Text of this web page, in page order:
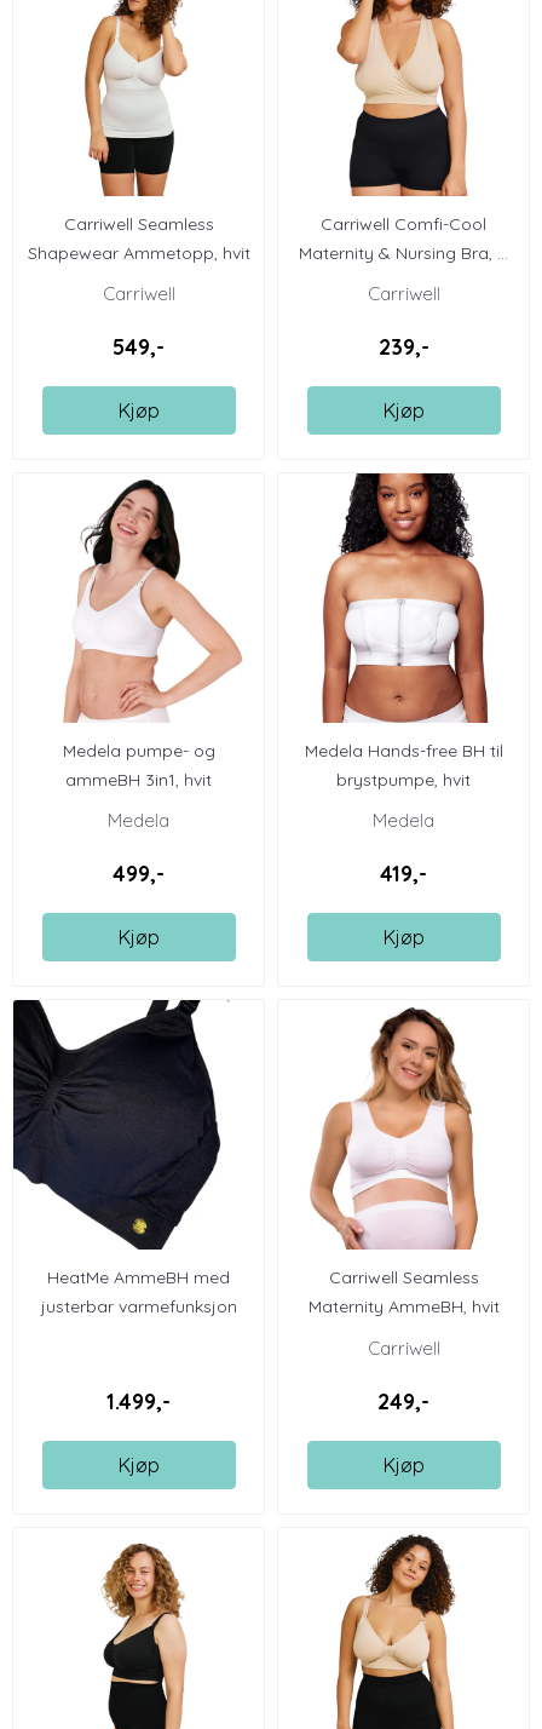
Carriwell Seamless
Shapewear Ammetopp, hvit
Carriwell
549,-
Kjøp
Carriwell Comfi-Cool
Maternity & Nursing Bra, ...
Carriwell
239,-
Kjøp
Medela pumpe- og
ammeBH 3in1, hvit
Medela
499,-
Kjøp
Medela Hands-free BH til
brystpumpe, hvit
Medela
419,-
Kjøp
HeatMe AmmeBH med
justerbar varmefunksjon
1.499,-
Kjøp
Carriwell Seamless
Maternity AmmeBH, hvit
Carriwell
249,-
Kjøp